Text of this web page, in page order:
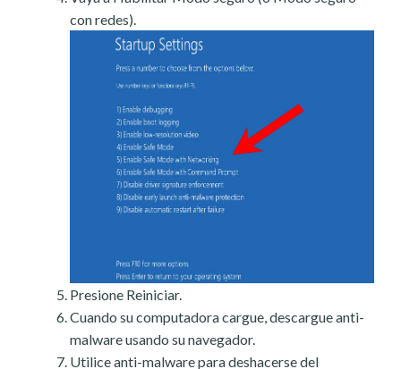
con redes).
Presione Reiniciar.
Cuando su computadora cargue, descargue anti-
malware usando su navegador.
Utilice anti-malware para deshacerse del